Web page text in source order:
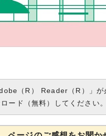
（R） Reader（R）」が
ード（無料）してください。